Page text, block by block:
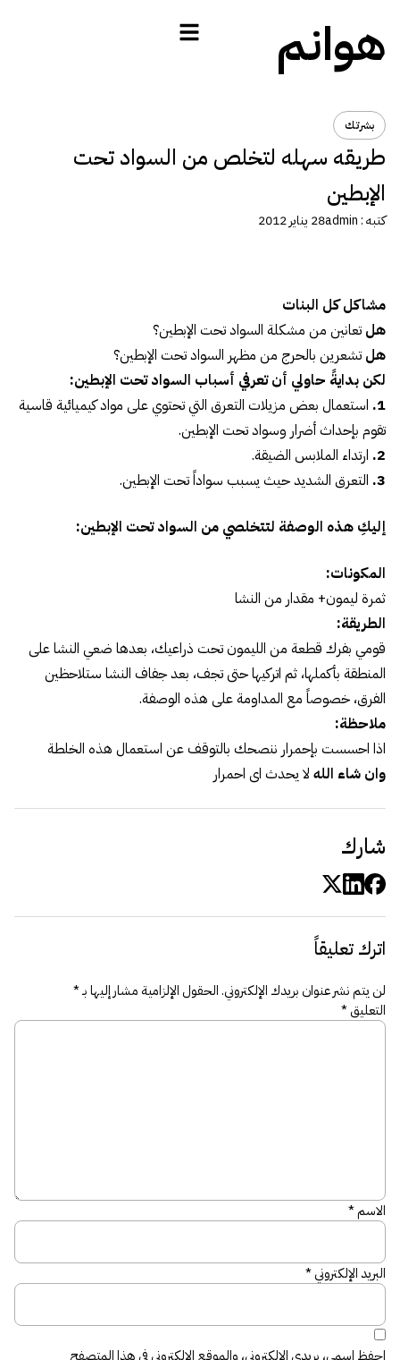
هوانم
بشرتك
طريقه سهله لتخلص من السواد تحت
الإبطين
كتبه :admin28 يناير 2012
مشاكل كل البنات
هل تعانين من مشكلة السواد تحت الإبطين؟
هل تشعرين بالحرج من مظهر السواد تحت الإبطين؟
لكن بدايةً حاولي أن تعرفي أسباب السواد تحت الإبطين:
1. استعمال بعض مزيلات التعرق التي تحتوي على مواد كيميائية قاسية
تقوم بإحداث أضرار وسواد تحت الإبطين.
2. ارتداء الملابس الضيقة.
3. التعرق الشديد حيث يسبب سواداً تحت الإبطين.
إليكِ هذه الوصفة لتتخلصي من السواد تحت الإبطين:
المكونات:
ثمرة ليمون+ مقدار من النشا
الطريقة:
قومي بفرك قطعة من الليمون تحت ذراعيك، بعدها ضعي النشا على
المنطقة بأكملها، ثم اتركيها حتى تجف، بعد جفاف النشا ستلاحظين
الفرق، خصوصاً مع المداومة على هذه الوصفة.
ملاحظة:
اذا احسست بإحمرار ننصحك بالتوقف عن استعمال هذه الخلطة
وان شاء الله لا يحدث اى احمرار
شارك
اترك تعليقاً
لن يتم نشر عنوان بريدك الإلكتروني.الحقول الإلزامية مشار إليها بـ*
التعليق*
الاسم*
البريد الإلكتروني*
احفظ اسمي، بريدي الإلكتروني، والموقع الإلكتروني في هذا المتصفح